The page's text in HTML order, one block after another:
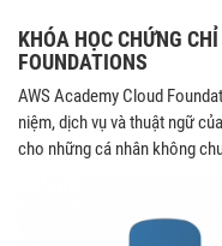
KHÓA HỌC CHỨNG
FOUNDATIONS
AWS Academy Cloud
niệm, dịch vụ và thuật ngữ
cho những cá nhân không